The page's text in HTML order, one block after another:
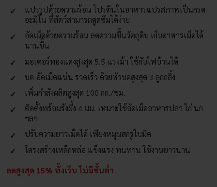
แปรรูปด้วยความร้อน โปรตีนในอาหารแปรสภาพเป็นกรด
อะมิโน ที่สัตว์สามารถดูดซึมได้ง่าย
อัดเม็ดด้วยความร้อน ลดความชื้นวัตถุดิบ เก็บอาหารเม็ดได้
นานขึ้น
มอเตอร์ทองแดงสูงสุด 5.5 แรงม้า ใช้กับไฟบ้านได้
บด-อัดเม็ดแน่น รวดเร็ว ด้วยหัวบดสูงสุด 3 ลูกกลิ้ง
เพิ่มกำลังผลิตสูงสุด 100 กก./ชม.
ติดตั้งพร้อมรังผึ้ง 4 มม. เหมาะใช้อัดเม็ดอาหารปลา ไก่ นก
ฯลฯ
ปรับความยาวเม็ดได้ เพียงหมุนสกรูใบมีด
โครงสร้างเหล็กหล่อ แข็งแรง ทนทาน ใช้งานยาวนาน
ลดสูงสุด 15% ทั้งเว็บ ไม่มีขั้นต่ำ